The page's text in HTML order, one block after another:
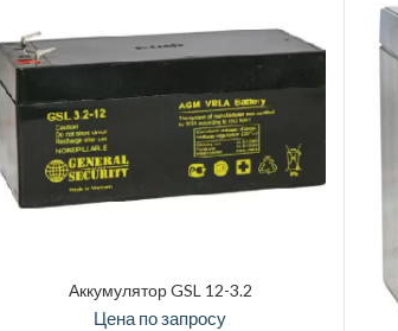
Аккумулятор GSL 12-3.2
Цена по запросу